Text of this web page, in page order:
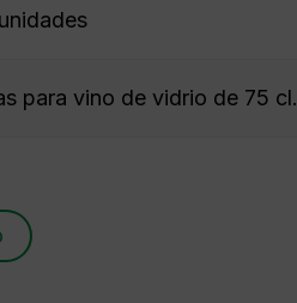
para vino de vidrio de 75 cl.